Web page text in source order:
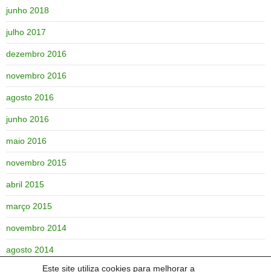
Este site utiliza cookies para melhorar a
junho 2018
julho 2017
dezembro 2016
novembro 2016
agosto 2016
junho 2016
maio 2016
novembro 2015
abril 2015
março 2015
novembro 2014
agosto 2014